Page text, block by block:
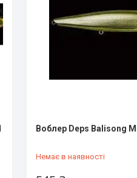
Воблер Deps Balisong
Немає в наявності